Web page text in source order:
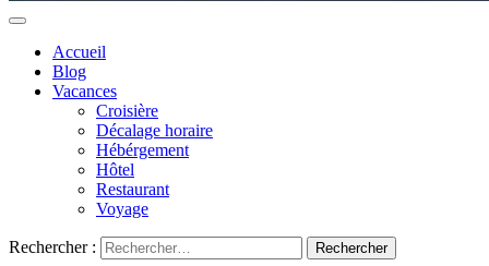
Accueil
Blog
Vacances
Croisière
Décalage horaire
Hébérgement
Hôtel
Restaurant
Voyage
Rechercher :